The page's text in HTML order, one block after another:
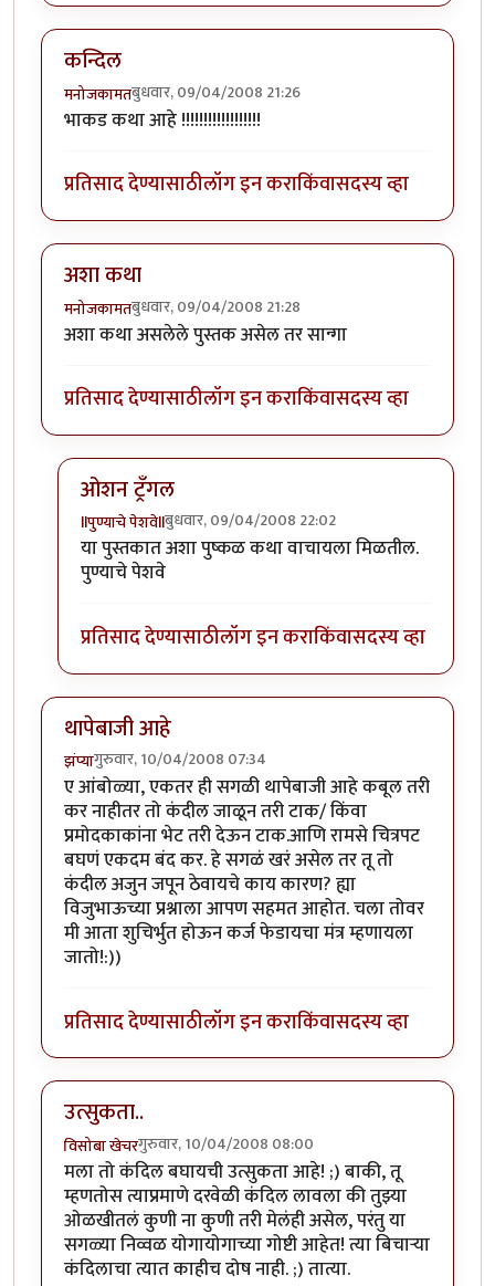
कन्दिल
मनोजकामतबुधवार, 09/04/2008 21:26
भाकड कथा आहे !!!!!!!!!!!!!!!!!!
प्रतिसाद देण्यासाठीलॉग इन कराकिंवासदस्य व्हा
अशा कथा
मनोजकामतबुधवार, 09/04/2008 21:28
अशा कथा असलेले पुस्तक असेल तर सान्गा
प्रतिसाद देण्यासाठीलॉग इन कराकिंवासदस्य व्हा
ओशन ट्रँगल
llपुण्याचे पेशवेllबुधवार, 09/04/2008 22:02
In reply toअशा कथाbyमनोजकामत
या पुस्तकात अशा पुष्कळ कथा वाचायला मिळतील.
पुण्याचे पेशवे
प्रतिसाद देण्यासाठीलॉग इन कराकिंवासदस्य व्हा
थापेबाजी आहे
झंप्यागुरुवार, 10/04/2008 07:34
ए आंबोळ्या, एकतर ही सगळी थापेबाजी आहे कबूल तरी
कर नाहीतर तो कंदील जाळून तरी टाक/ किंवा
प्रमोदकाकांना भेट तरी देऊन टाक.आणि रामसे चित्रपट
बघणं एकदम बंद कर. हे सगळं खरं असेल तर तू तो
कंदील अजुन जपून ठेवायचे काय कारण? ह्या
विजुभाऊच्या प्रश्नाला आपण सहमत आहोत. चला तोवर
मी आता शुचिर्भुत होऊन कर्ज फेडायचा मंत्र म्हणायला
जातो!:))
प्रतिसाद देण्यासाठीलॉग इन कराकिंवासदस्य व्हा
उत्सुकता..
विसोबा खेचरगुरुवार, 10/04/2008 08:00
मला तो कंदिल बघायची उत्सुकता आहे! ;) बाकी, तू
म्हणतोस त्याप्रमाणे दरवेळी कंदिल लावला की तुझ्या
ओळखीतलं कुणी ना कुणी तरी मेलंही असेल, परंतु या
सगळ्या निव्वळ योगायोगाच्या गोष्टी आहेत! त्या बिचार्‍या
कंदिलाचा त्यात काहीच दोष नाही. ;) तात्या.